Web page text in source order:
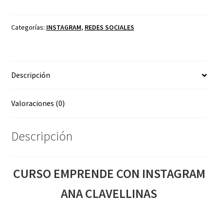
ANA
Categorías: INSTAGRAM, REDES SOCIALES
Descripción
Valoraciones (0)
Descripción
CURSO EMPRENDE CON INSTAGRAM
ANA CLAVELLINAS